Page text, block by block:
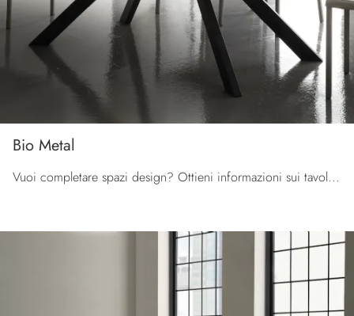
Bio Metal
Vuoi completare spazi design? Ottieni informazioni sui tavoli design fissi: il modello da pranzo Bio Metal ti sta aspettando.